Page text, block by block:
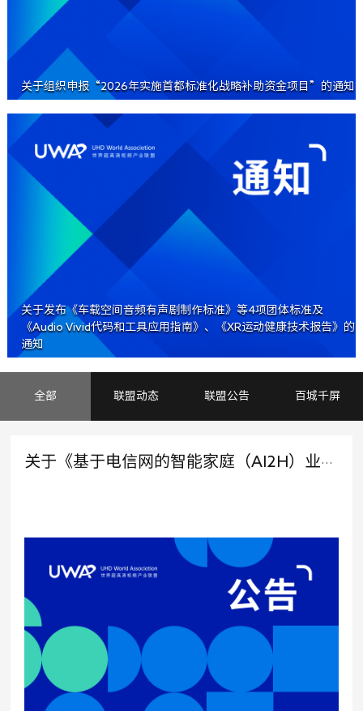
关于组织申报“2026年实施首都标准化战略补助资金项目”的通知
关于发布《车载空间音频有声剧制作标准》等4项团体标准及
《Audio Vivid代码和工具应用指南》、《XR运动健康技术报告》的
通知
全部 联盟动态 联盟公告 百城千屏
关于《基于电信网的智能家庭（AI2H）业务系统通用技术要求及测试方法》1项团体标准立项及征集起草单位的公告